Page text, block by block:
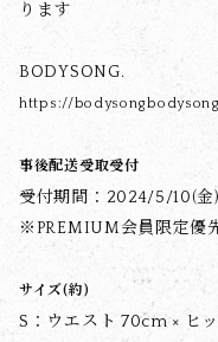
ります
BODYSONG.
https://
事後配送受取受付
受付期間：2024/5/10(
※PREMIUM会員限定優
サイズ(約)
S：ウエスト 70cm × ヒ